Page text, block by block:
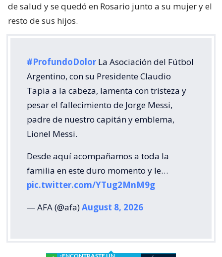
de salud y se quedó en Rosario junto a su mujer y el
resto de sus hijos.
#ProfundoDolor La Asociación del Fútbol
Argentino, con su Presidente Claudio
Tapia a la cabeza, lamenta con tristeza y
pesar el fallecimiento de Jorge Messi,
padre de nuestro capitán y emblema,
Lionel Messi.
Desde aquí acompañamos a toda la
familia en este duro momento y le…
pic.twitter.com/YTug2MnM9g
— AFA (@afa)August 8, 2026